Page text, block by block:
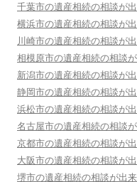
千葉市の遺産相続の相談が
横浜市の遺産相続の相談が
川崎市の遺産相続の相談が
相模原市の遺産相続の相談
新潟市の遺産相続の相談が
静岡市の遺産相続の相談が
浜松市の遺産相続の相談が
名古屋市の遺産相続の相談
京都市の遺産相続の相談が
大阪市の遺産相続の相談が
堺市の遺産相続の相談が出